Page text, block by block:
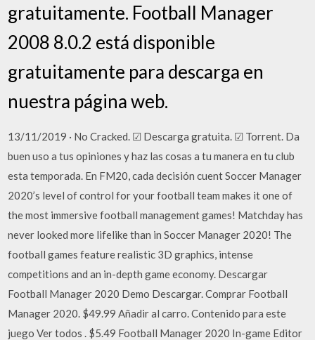
gratuitamente. Football Manager
2008 8.0.2 está disponible
gratuitamente para descarga en
nuestra página web.
13/11/2019 · No Cracked. ☑ Descarga gratuita. ☑ Torrent. Da
buen uso a tus opiniones y haz las cosas a tu manera en tu club
esta temporada. En FM20, cada decisión cuent Soccer Manager
2020’s level of control for your football team makes it one of
the most immersive football management games! Matchday has
never looked more lifelike than in Soccer Manager 2020! The
football games feature realistic 3D graphics, intense
competitions and an in-depth game economy. Descargar
Football Manager 2020 Demo Descargar. Comprar Football
Manager 2020. $49.99 Añadir al carro. Contenido para este
juego Ver todos . $5.49 Football Manager 2020 In-game Editor